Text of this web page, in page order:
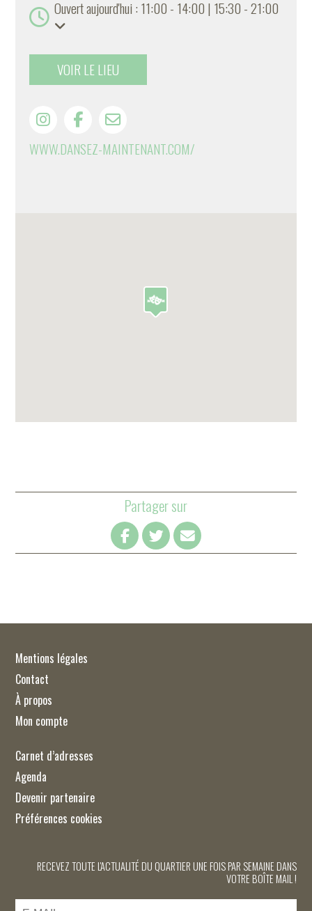
Ouvert aujourd'hui : 11:00 - 14:00 | 15:30 - 21:00
VOIR LE LIEU
WWW.DANSEZ-MAINTENANT.COM/
Partager sur
Mentions légales
Contact
À propos
Mon compte
Carnet d’adresses
Agenda
Devenir partenaire
Préférences cookies
RECEVEZ TOUTE L'ACTUALITÉ DU QUARTIER UNE FOIS PAR SEMAINE DANS
VOTRE BOÎTE MAIL !